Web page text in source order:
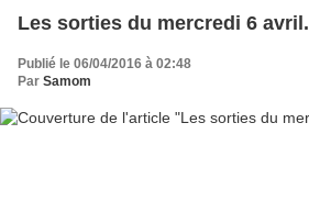
Les sorties du mercredi 6 avril.
Publié le 06/04/2016 à 02:48
Par Samom